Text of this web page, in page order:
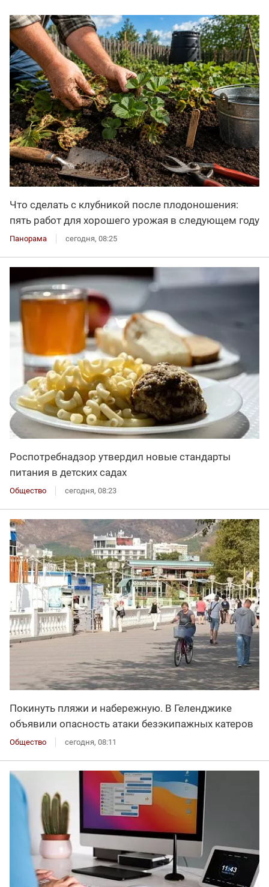
Что сделать с клубникой после плодоношения:
пять работ для хорошего урожая в следующем году
Панорама сегодня, 08:25
Роспотребнадзор утвердил новые стандарты
питания в детских садах
Общество сегодня, 08:23
Покинуть пляжи и набережную. В Геленджике
объявили опасность атаки безэкипажных катеров
Общество сегодня, 08:11